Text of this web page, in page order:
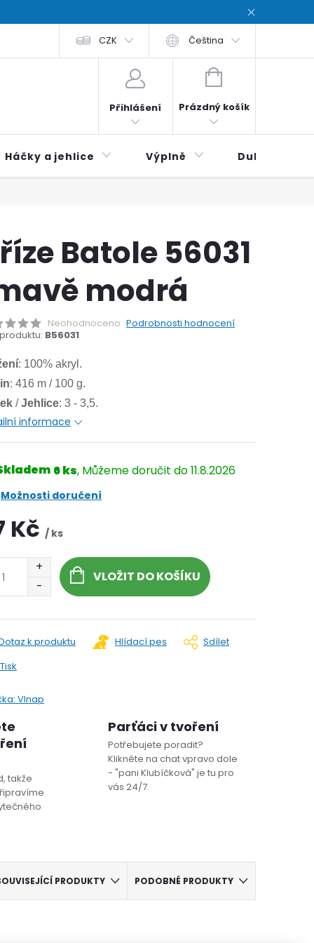
podmínky Zásady ochrana osobních údajů / Privacy
CZK Čeština
Přihlášení
NÁKUPNÍ
Prázdný košík
Háčky a jehlice Výplně Duhová
Batole 56031
modrá
Neohodnoceno Podrobnosti hodnocení
B56031
: 100% akryl.
: 416 m / 100 g.
/Jehlice: 3 - 3,5.
informace
6 ks 11.8.2026
Možnosti doručení
Kč / ks
VLOŽIT DO KOŠÍKU
Tisk
k produktu Hlídací pes Sdílet
Vlnap
takže
Parťáci v tvoření
Potřebujete poradit?
Klikněte na chat vpravo dole
- "pani Klubíčková" je tu pro
vás 24/7.
PRODUKTY PODOBNÉ PRODUKTY